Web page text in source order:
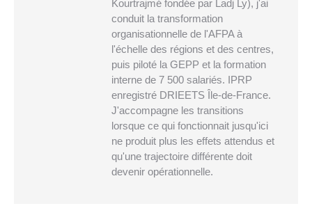
Kourtrajmé fondée par Ladj Ly), j'ai
conduit la transformation
organisationnelle de l'AFPA à
l'échelle des régions et des centres,
puis piloté la GEPP et la formation
interne de 7 500 salariés. IPRP
enregistré DRIEETS Île-de-France.
J'accompagne les transitions
lorsque ce qui fonctionnait jusqu'ici
ne produit plus les effets attendus et
qu'une trajectoire différente doit
devenir opérationnelle.